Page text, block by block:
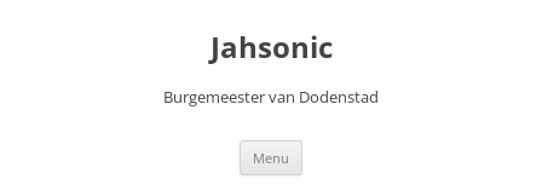
Jahsonic
Burgemeester van Dodenstad
Menu